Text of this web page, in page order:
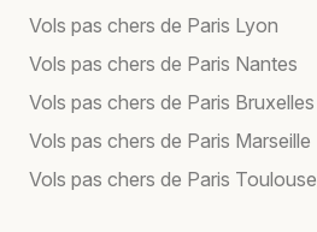
Vols pas chers de Paris Lyon
Vols pas chers de Paris Nantes
Vols pas chers de Paris Bruxelles
Vols pas chers de Paris Marseille
Vols pas chers de Paris Toulouse